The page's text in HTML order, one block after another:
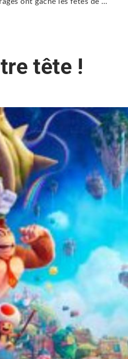
tête !